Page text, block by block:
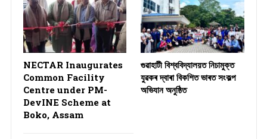
NECTAR Inaugurates
Common Facility
Centre under PM-
DevINE Scheme at
Boko, Assam
গুৱাহাটী বিশ্ববিদ্যালয়ত নিচামুক্ত
যুৱকৰ দ্বাৰা বিকশিত ভাৰত সংকল্প
অভিযান অনুষ্ঠিত